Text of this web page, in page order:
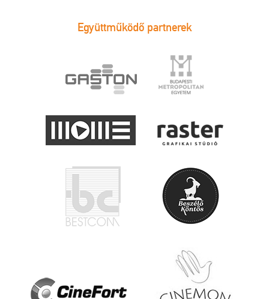
Együttműködő partnerek